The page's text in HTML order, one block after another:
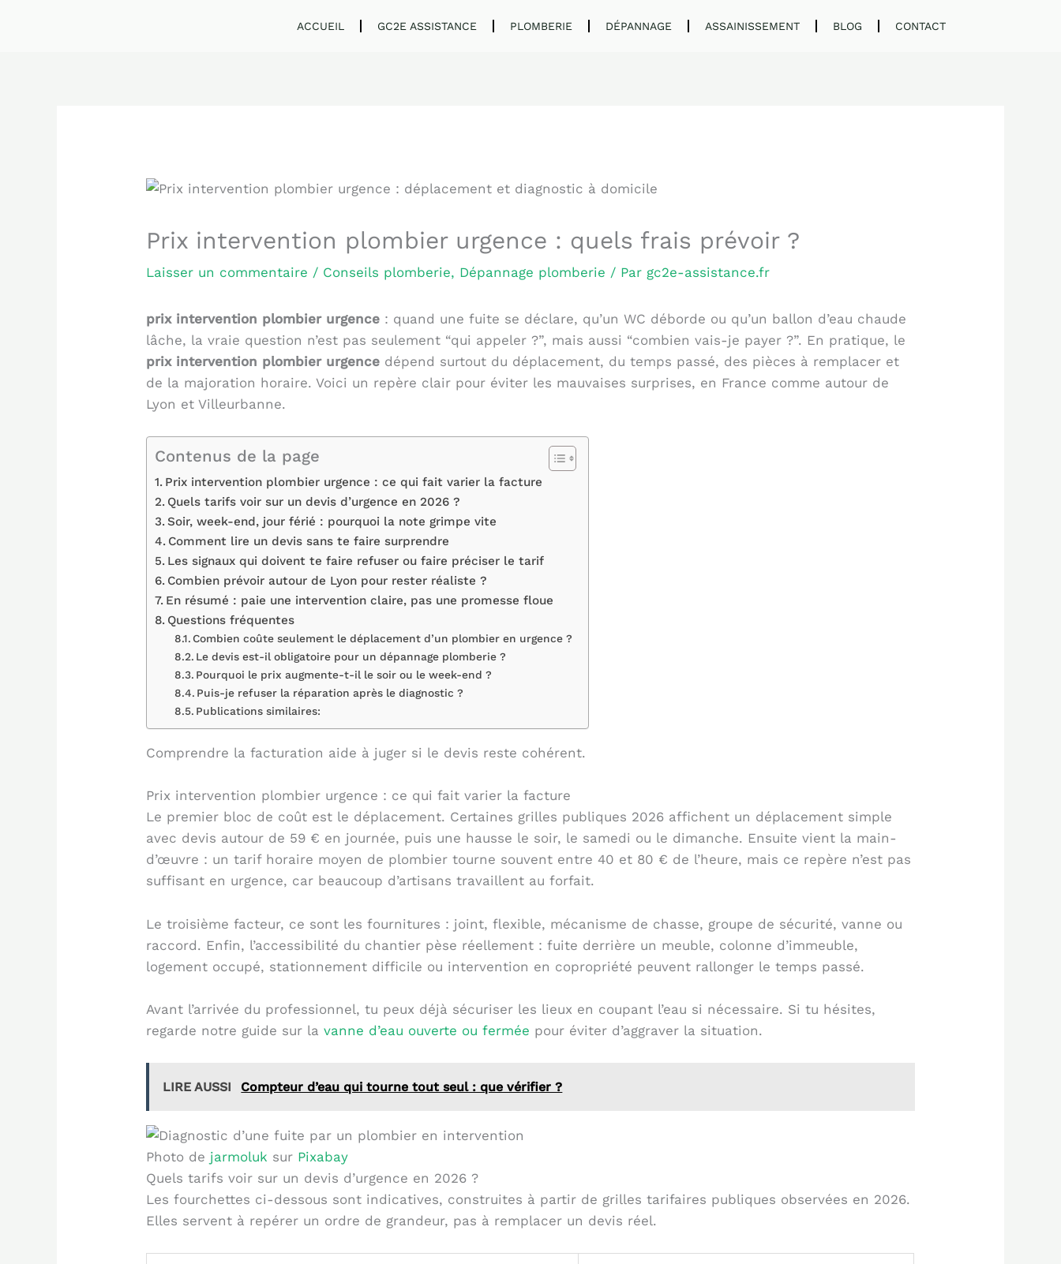
ACCUEIL GC2E ASSISTANCE PLOMBERIE DÉPANNAGE ASSAINISSEMENT BLOG CONTACT
Prix intervention plombier urgence : quels frais prévoir ?
Laisser un commentaire / Conseils plomberie, Dépannage plomberie / Par gc2e-assistance.fr
prix intervention plombier urgence : quand une fuite se déclare, qu’un WC déborde ou qu’un ballon d’eau chaude
lâche, la vraie question n’est pas seulement “qui appeler ?”, mais aussi “combien vais-je payer ?”. En pratique, le
prix intervention plombier urgence dépend surtout du déplacement, du temps passé, des pièces à remplacer et
de la majoration horaire. Voici un repère clair pour éviter les mauvaises surprises, en France comme autour de
Lyon et Villeurbanne.
Contenus de la page
Prix intervention plombier urgence : ce qui fait varier la facture
Quels tarifs voir sur un devis d’urgence en 2026 ?
Soir, week-end, jour férié : pourquoi la note grimpe vite
Comment lire un devis sans te faire surprendre
Les signaux qui doivent te faire refuser ou faire préciser le tarif
Combien prévoir autour de Lyon pour rester réaliste ?
En résumé : paie une intervention claire, pas une promesse floue
Questions fréquentes
Combien coûte seulement le déplacement d’un plombier en urgence ?
Le devis est-il obligatoire pour un dépannage plomberie ?
Pourquoi le prix augmente-t-il le soir ou le week-end ?
Puis-je refuser la réparation après le diagnostic ?
Publications similaires:
Comprendre la facturation aide à juger si le devis reste cohérent.
Prix intervention plombier urgence : ce qui fait varier la facture
Le premier bloc de coût est le déplacement. Certaines grilles publiques 2026 affichent un déplacement simple
avec devis autour de 59 € en journée, puis une hausse le soir, le samedi ou le dimanche. Ensuite vient la main-
d’œuvre : un tarif horaire moyen de plombier tourne souvent entre 40 et 80 € de l’heure, mais ce repère n’est pas
suffisant en urgence, car beaucoup d’artisans travaillent au forfait.
Le troisième facteur, ce sont les fournitures : joint, flexible, mécanisme de chasse, groupe de sécurité, vanne ou
raccord. Enfin, l’accessibilité du chantier pèse réellement : fuite derrière un meuble, colonne d’immeuble,
logement occupé, stationnement difficile ou intervention en copropriété peuvent rallonger le temps passé.
Avant l’arrivée du professionnel, tu peux déjà sécuriser les lieux en coupant l’eau si nécessaire. Si tu hésites,
regarde notre guide sur lavanne d’eau ouverte ou fermée pour éviter d’aggraver la situation.
LIRE AUSSI Compteur d’eau qui tourne tout seul : que vérifier ?
Photo de jarmoluk sur Pixabay
Quels tarifs voir sur un devis d’urgence en 2026 ?
Les fourchettes ci-dessous sont indicatives, construites à partir de grilles tarifaires publiques observées en 2026.
Elles servent à repérer un ordre de grandeur, pas à remplacer un devis réel.